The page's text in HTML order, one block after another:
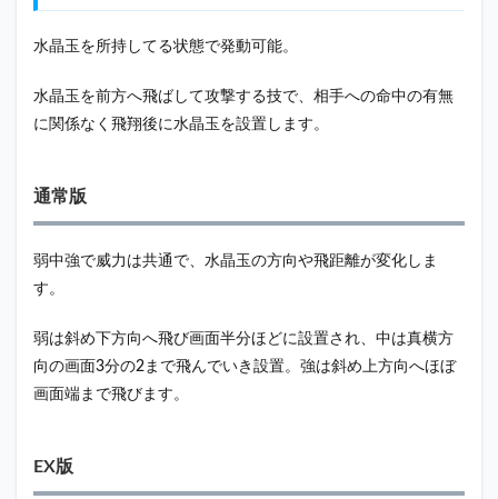
水晶玉を所持してる状態で発動可能。
水晶玉を前方へ飛ばして攻撃する技で、相手への命中の有無
に関係なく飛翔後に水晶玉を設置します。
通常版
弱中強で威力は共通で、水晶玉の方向や飛距離が変化しま
す。
弱は斜め下方向へ飛び画面半分ほどに設置され、中は真横方
向の画面3分の2まで飛んでいき設置。強は斜め上方向へほぼ
画面端まで飛びます。
EX版